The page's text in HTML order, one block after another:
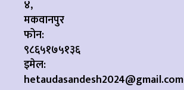
४,
मकवानपुर
फोन:
९८६५१७५१३६
इमेल:
hetaudasandesh2024@gmail.com